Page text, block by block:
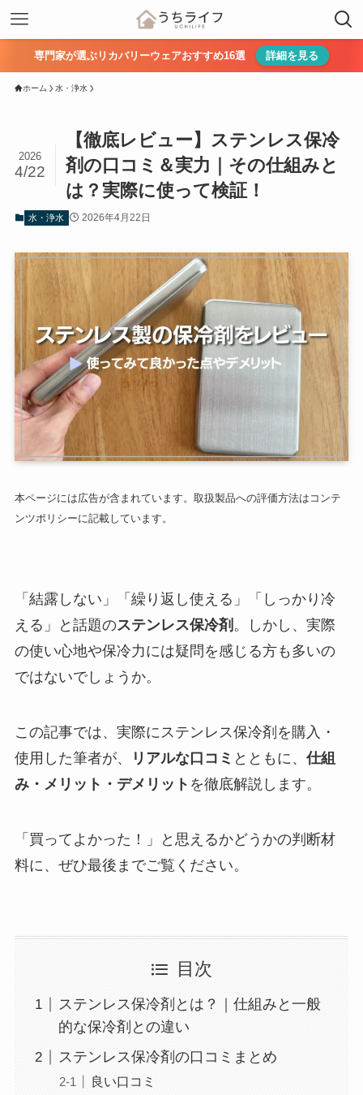
専門家が選ぶリカバリーウェアおすすめ16選 詳細を見る
ホーム 水・浄水
【徹底レビュー】ステンレス保冷
剤の口コミ＆実力｜その仕組みと
は？実際に使って検証！
2026
4/22
水・浄水 2026年4月22日
本ページには広告が含まれています。取扱製品への評価方法はコンテ
ンツポリシーに記載しています。
「結露しない」「繰り返し使える」「しっかり冷
える」と話題のステンレス保冷剤 。しかし、実際
の使い心地や保冷力には疑問を感じる方も多いの
ではないでしょうか。
この記事では、実際にステンレス保冷剤を購入・
使用した筆者が、
リアルな口コミ とともに、 仕組
み・メリット・デメリット を徹底解説します。
「買ってよかった！」と思えるかどうかの判断材
料に、ぜひ最後までご覧ください。
目次
ステンレス保冷剤とは？｜仕組みと一般
的な保冷剤との違い
ステンレス保冷剤の口コミまとめ
良い口コミ